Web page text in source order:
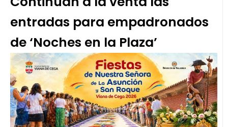
entradas para empadronados
de ‘Noches en la Plaza’